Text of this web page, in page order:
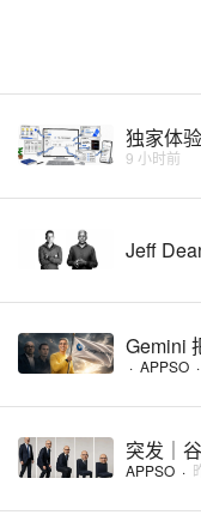
独家体
9 小时前
Jeff
Gemini
· APPSO ·
突发｜
APPSO ·